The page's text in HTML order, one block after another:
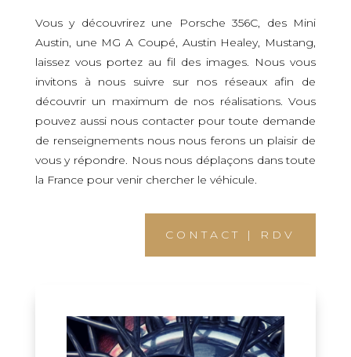
Vous y découvrirez une Porsche 356C, des Mini
Austin, une MG A Coupé, Austin Healey, Mustang,
laissez vous portez au fil des images. Nous vous
invitons à nous suivre sur nos réseaux afin de
découvrir un maximum de nos réalisations. Vous
pouvez aussi nous contacter pour toute demande
de renseignements nous nous ferons un plaisir de
vous y répondre. Nous nous déplaçons dans toute
la France pour venir chercher le véhicule.
CONTACT | RDV